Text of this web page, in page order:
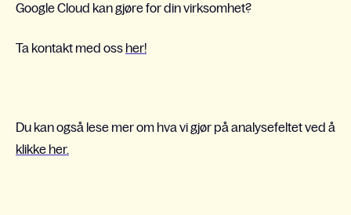
Google Cloud kan gjøre for din virksomhet?
Ta kontakt med oss her!
Du kan også lese mer om hva vi gjør på analysefeltet ved å
klikke her.